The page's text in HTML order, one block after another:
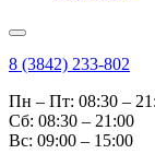
8 (3842) 233-802
Пн – Пт: 08:30 –
Cб: 08:30 – 21:00
Вс: 09:00 – 15:00